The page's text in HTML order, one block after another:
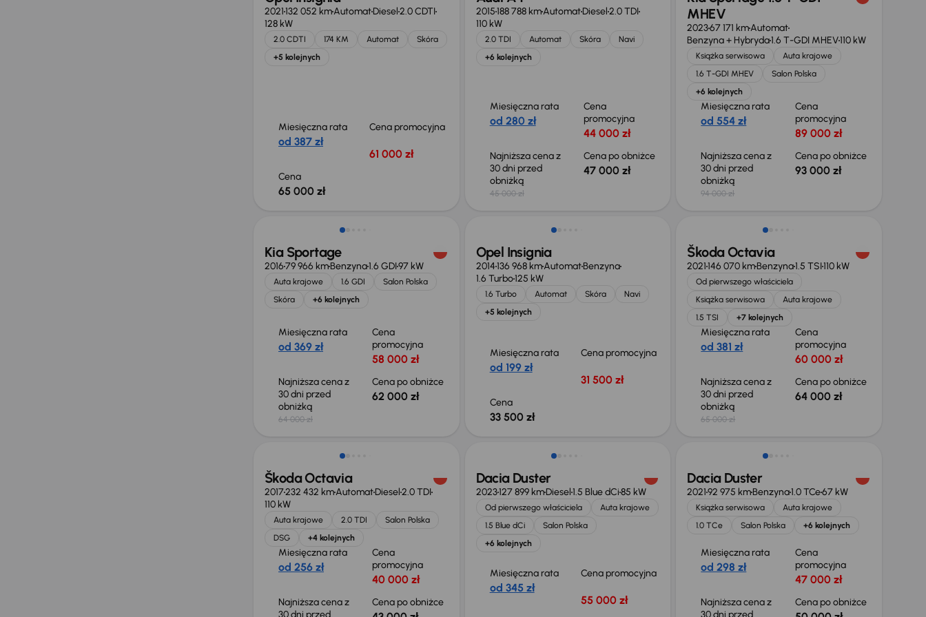
2021132 052 kmAutomatDiesel2.0 CDTI
128 kW
2.0 CDTI 174 KM Automat
Skóra
+5 kolejnych
Miesięczna rata
od 387 zł
Cena promocyjna
61 000 zł
Cena
65 000 zł
2015188 788 kmAutomatDiesel2.0 TDI
110 kW
2.0 TDI Automat Skóra
Navi
+6 kolejnych
Miesięczna rata
od 280 zł
Cena
promocyjna
44 000 zł
Najniższa cena z
30 dni przed
obniżką
45 000 zł
Cena po obniżce
47 000 zł
MHEV
202367 171 kmAutomat
Benzyna + Hybryda1.6 T-GDI MHEV110 kW
Książka serwisowa
Auta krajowe
1.6 T-GDI MHEV
Salon Polska
+6 kolejnych
Miesięczna rata
od 554 zł
Cena
promocyjna
89 000 zł
Najniższa cena z
30 dni przed
obniżką
94 000 zł
Cena po obniżce
93 000 zł
Taniej o 2 000 zł
Kia Sportage
201679 966 kmBenzyna1.6 GDI97 kW
Auta krajowe 1.6 GDI
Salon Polska
Skóra
+6 kolejnych
Miesięczna rata
od 369 zł
Cena
promocyjna
58 000 zł
Najniższa cena z
30 dni przed
obniżką
64 000 zł
Cena po obniżce
62 000 zł
Opel Insignia
2014136 968 kmAutomatBenzyna
1.6 Turbo125 kW
1.6 Turbo Automat Skóra
Navi
+5 kolejnych
Miesięczna rata
od 199 zł
Cena promocyjna
31 500 zł
Cena
33 500 zł
Taniej o 1 000 zł
Škoda Octavia
2021146 070 kmBenzyna1.5 TSI110 kW
Od pierwszego właściciela
Książka serwisowa
Auta krajowe
1.5 TSI
+7 kolejnych
Miesięczna rata
od 381 zł
Cena
promocyjna
60 000 zł
Najniższa cena z
30 dni przed
obniżką
65 000 zł
Cena po obniżce
64 000 zł
Taniej o 1 500 zł
Škoda Octavia
2017232 432 kmAutomatDiesel2.0 TDI
110 kW
Auta krajowe 2.0 TDI
Salon Polska
DSG
+4 kolejnych
Miesięczna rata
od 256 zł
Cena
promocyjna
40 000 zł
Najniższa cena z
30 dni przed
Cena po obniżce
Możliwość odliczenia VAT
Dacia Duster
2023127 899 kmDiesel1.5 Blue dCi85 kW
Od pierwszego właściciela
Auta krajowe
1.5 Blue dCi
Salon Polska
+6 kolejnych
Miesięczna rata
od 345 zł
Cena promocyjna
55 000 zł
Taniej o 700 zł
Dacia Duster
202192 975 kmBenzyna1.0 TCe67 kW
Książka serwisowa
Auta krajowe
1.0 TCe
Salon Polska +6 kolejnych
Miesięczna rata
od 298 zł
Cena
promocyjna
47 000 zł
Najniższa cena z
30 dni przed
Cena po obniżce